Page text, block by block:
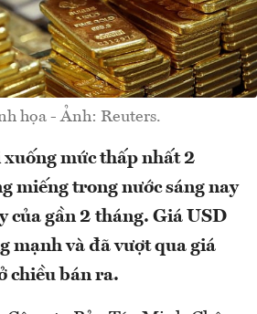
họa - Ảnh: Reuters.
mức thấp nhất 2
miếng trong nước sáng nay
của gần 2 tháng. Giá USD
mạnh và đã vượt qua giá
chiều bán ra.